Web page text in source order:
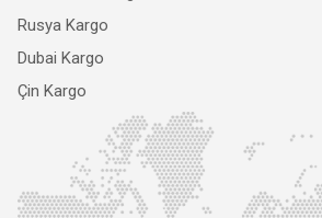
Rusya Kargo
Dubai Kargo
Çin Kargo